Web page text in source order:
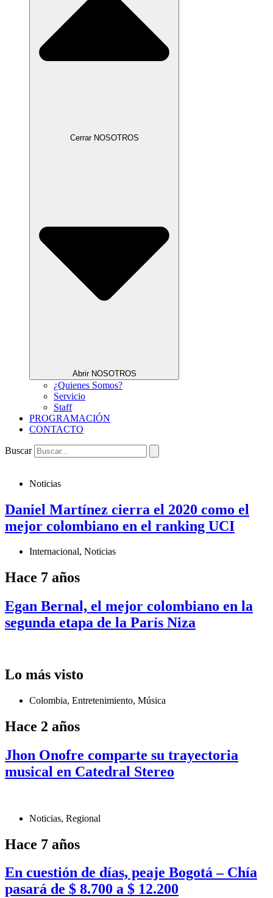
Cerrar NOSOTROS
Abrir NOSOTROS
¿Quienes Somos?
Servicio
Staff
PROGRAMACIÓN
CONTACTO
Buscar
Noticias
Daniel Martínez cierra el 2020 como el
mejor colombiano en el ranking UCI
Internacional, Noticias
Hace 7 años
Egan Bernal, el mejor colombiano en la
segunda etapa de la París Niza
Lo más visto
Colombia, Entretenimiento, Música
Hace 2 años
Jhon Onofre comparte su trayectoria
musical en Catedral Stereo
Noticias, Regional
Hace 7 años
En cuestión de días, peaje Bogotá – Chía
pasará de $ 8.700 a $ 12.200